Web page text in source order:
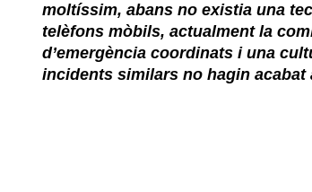
moltíssim, abans no existia una
telèfons mòbils, actualment la
d’emergència coordinats i una
incidents similars no hagin acabat